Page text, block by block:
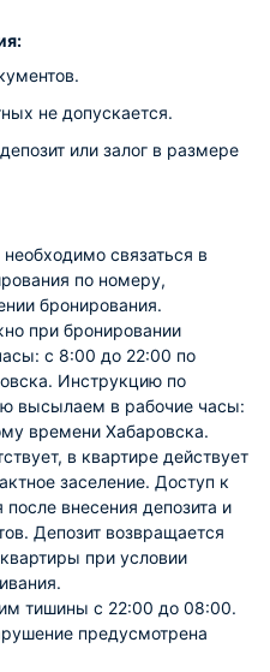
не допускается.
или залог в размере
связаться в
по номеру,
бронирования.
при бронировании
с 8:00 до 22:00 по
Инструкцию по
высылаем в рабочие часы:
времени Хабаровска.
в квартире действует
заселение. Доступ к
внесения депозита и
Депозит возвращается
при условии
тишины с 22:00 до 08:00.
предусмотрена